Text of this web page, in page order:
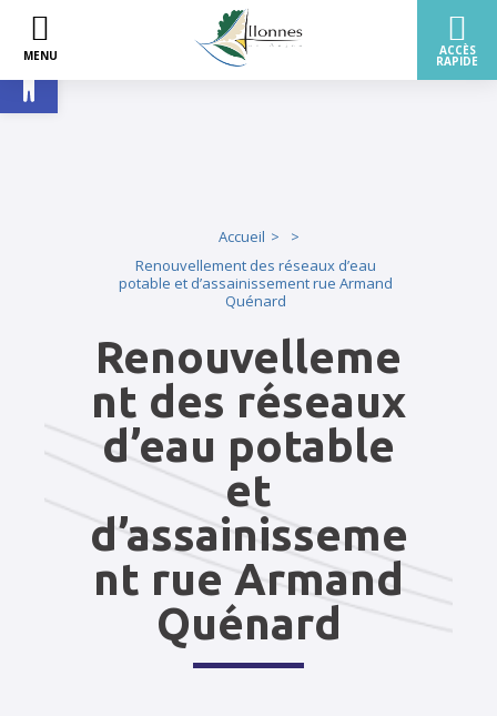
Ouvrir la barre d’outils
Accueil
Renouvellement des réseaux d’eau
potable et d’assainissement rue Armand
Quénard
Renouvelleme
nt des réseaux
d’eau potable
et
d’assainisseme
nt rue Armand
Quénard